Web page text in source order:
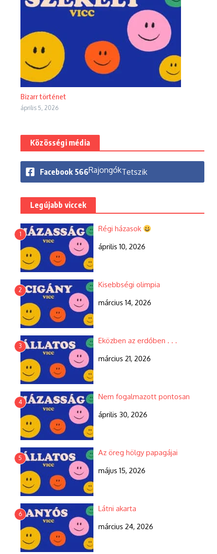
Bizarr történet
április 5, 2026
Közösségi média
Facebook 566RajongókTetszik
Legújabb viccek
1
Régi házasok
április 10, 2026
2
Kisebbségi olimpia
március 14, 2026
3
Eközben az erdőben . . .
március 21, 2026
4
Nem fogalmazott pontosan
április 30, 2026
5
Az öreg hölgy papagájai
május 15, 2026
6
Látni akarta
március 24, 2026